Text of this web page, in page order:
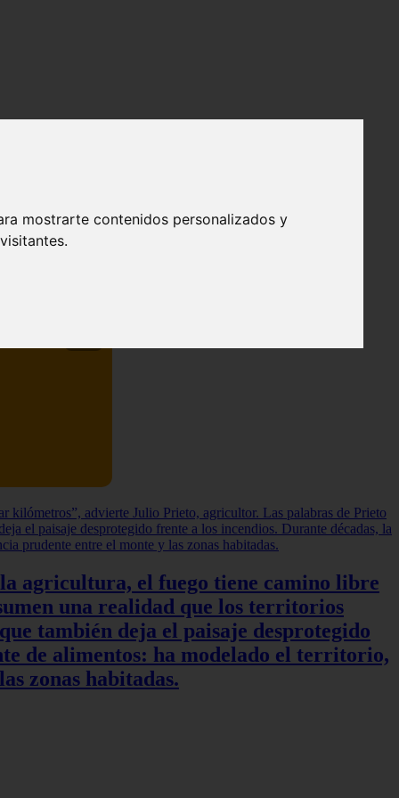
mostrarte contenidos personalizados y
agricultura, el fuego tiene camino libre
una realidad que los territorios
también deja el paisaje desprotegido
de alimentos: ha modelado el territorio,
zonas habitadas.